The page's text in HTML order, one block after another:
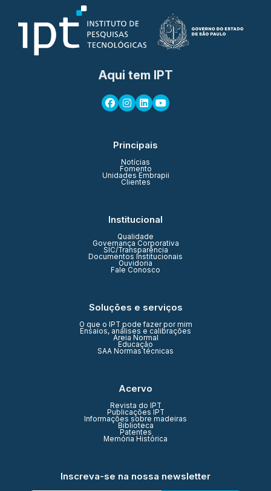
Aqui tem IPT
Principais
Notícias
Fomento
Unidades Embrapii
Clientes
Institucional
Qualidade
Governança Corporativa
SIC/Transparência
Documentos Institucionais
Ouvidoria
Fale Conosco
Soluções e serviços
O que o IPT pode fazer por mim
Ensaios, análises e calibrações
Areia Normal
Educação
SAA Normas técnicas
Acervo
Revista do IPT
Publicações IPT
Informações sobre madeiras
Biblioteca
Patentes
Memória Histórica
Inscreva-se na nossa newsletter